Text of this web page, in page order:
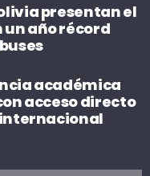
presentan el
un año récord
académica
acceso directo